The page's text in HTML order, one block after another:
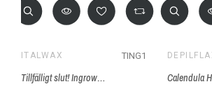
ITALWAX TING1
Tillfälligt slut! Ingrown Hair Lotion 100ml